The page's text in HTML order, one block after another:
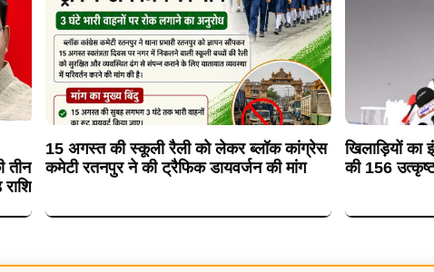
तीन
15 अगस्त की स्कूली रैली को लेकर ब्लॉक कांग्रेस
कमेटी रतनपुर ने की ट्रैफिक डायवर्जन की मांग
खिलाड़ियों का
की 156